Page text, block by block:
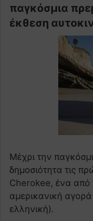
παγκόσμια
έκθεση
Μέχρι την
δημοσιότητα τις
Cherokee, ένα από
αμερικανική
ελληνική).